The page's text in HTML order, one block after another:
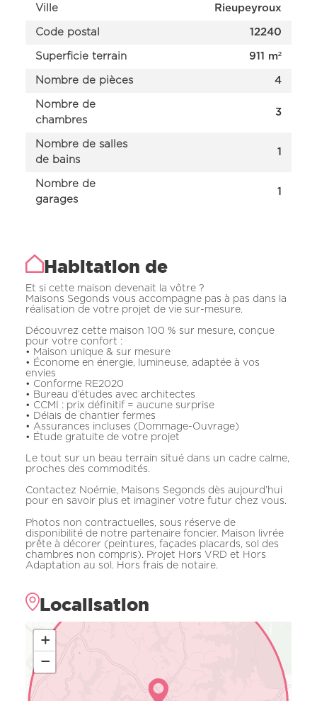
Nos projets en cours d’étude
Ville Rieupeyroux
Code postal 12240
Superficie terrain 911 m²
Nombre de pièces 4
Nombre de
chambres
3
Nombre de salles
de bains
1
Nombre de
garages
1
Habitation de
Et si cette maison devenait la vôtre ?
Maisons Segonds vous accompagne pas à pas dans la
réalisation de votre projet de vie sur-mesure.
Découvrez cette maison 100 % sur mesure, conçue
pour votre confort :
• Maison unique & sur mesure
• Économe en énergie, lumineuse, adaptée à vos
envies
• Conforme RE2020
• Bureau d’études avec architectes
• CCMI : prix définitif = aucune surprise
• Délais de chantier fermes
• Assurances incluses (Dommage-Ouvrage)
• Étude gratuite de votre projet
Le tout sur un beau terrain situé dans un cadre calme,
proches des commodités.
Contactez Noémie, Maisons Segonds dès aujourd’hui
pour en savoir plus et imaginer votre futur chez vous.
Photos non contractuelles, sous réserve de
disponibilité de notre partenaire foncier. Maison livrée
prête à décorer (peintures, façades placards, sol des
chambres non compris). Projet Hors VRD et Hors
Adaptation au sol. Hors frais de notaire.
Localisation
+
−